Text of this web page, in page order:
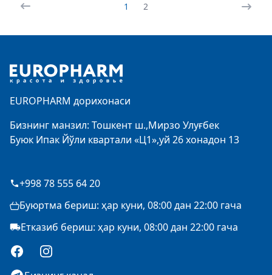
1 2
EUROPHARM дорихонаси
Бизнинг манзил: Тошкент ш.,Мирзо Улуғбек
Буюк Ипак Йўли квартали «Ц1»,уй 26 хонадон 13
+998 78 555 64 20
Буюртма бериш: ҳар куни, 08:00 дан 22:00 гача
Етказиб бериш: ҳар куни, 08:00 дан 22:00 гача
FacebookInstagram